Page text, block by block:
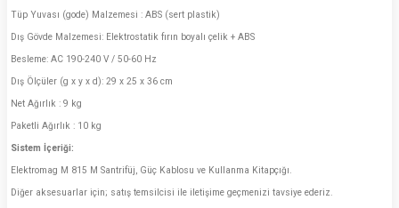
Tüp Yuvası (gode) Malzemesi : ABS (sert plastik)
Dış Gövde Malzemesi: Elektrostatik fırın boyalı çelik + ABS
Besleme: AC 190-240 V / 50-60 Hz
Dış Ölçüler (g x y x d): 29 x 25 x 36 cm
Net Ağırlık : 9 kg
Paketli Ağırlık : 10 kg
Sistem İçeriği:
Elektromag M 815 M Santrifüj, Güç Kablosu ve Kullanma Kitapçığı.
Diğer aksesuarlar için; satış temsilcisi ile iletişime geçmenizi tavsiye ederiz.